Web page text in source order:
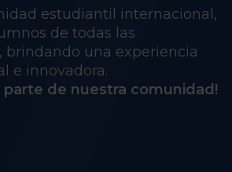
estudiantil internacional,
de todas las
brindando una experiencia
e innovadora.
parte de nuestra comunidad!